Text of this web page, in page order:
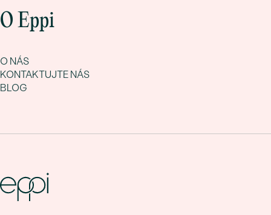
O Eppi
O NÁS
KONTAKTUJTE NÁS
BLOG